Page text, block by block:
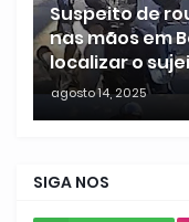
Suspeito de
nas mãos em
localizar o
agosto 14, 2025
SIGA NOS